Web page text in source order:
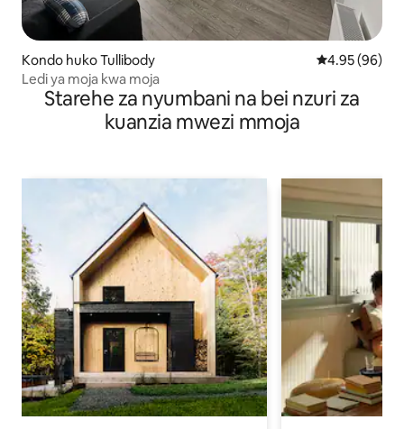
Kondo huko Tullibody Ukadiriaji wa
4.95 (96)
Ledi ya moja kwa moja
Starehe za nyumbani na bei nzuri za
kuanzia mwezi mmoja